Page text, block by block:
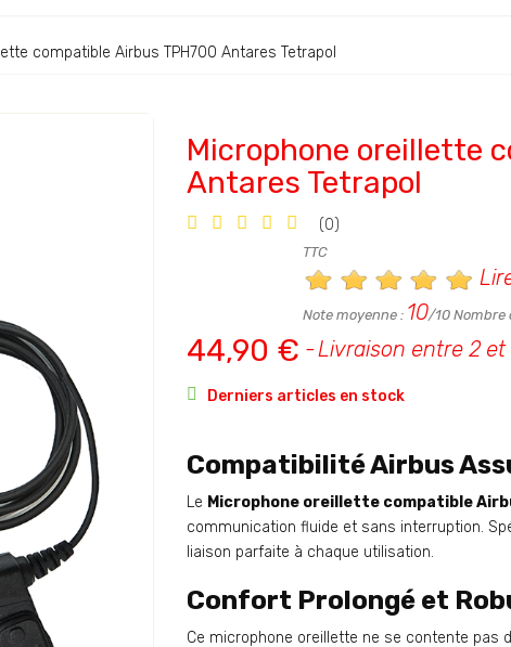
compatible Airbus TPH700 Antares Tetrapol
Microphone oreillette
Antares Tetrapol
(0)
44,90 €
TTC
Note moyenne : 10/10 Nombre
Livraison entre 2 et
 Derniers articles en stock
Compatibilité Airbus
Le Microphone oreillette compatible
communication fluide et sans interruption.
liaison parfaite à chaque utilisation.
Confort Prolongé et
Ce microphone oreillette ne se contente pas